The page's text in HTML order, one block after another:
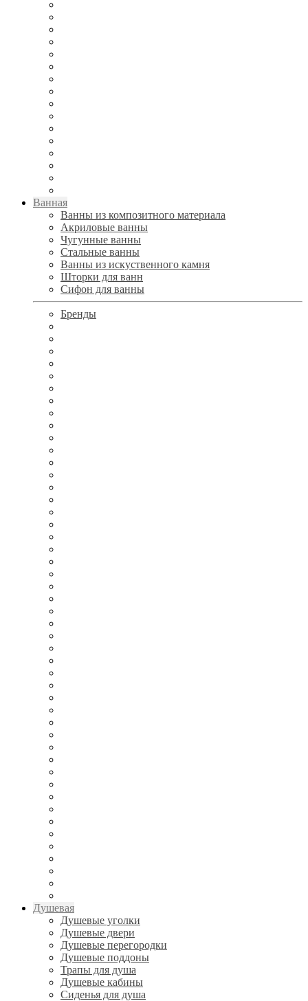
Ванная
Ванны из композитного материала
Акриловые ванны
Чугунные ванны
Стальные ванны
Ванны из искуственного камня
Шторки для ванн
Сифон для ванны
Бренды
Душевая
Душевые уголки
Душевые двери
Душевые перегородки
Душевые поддоны
Трапы для душа
Душевые кабины
Сиденья для душа